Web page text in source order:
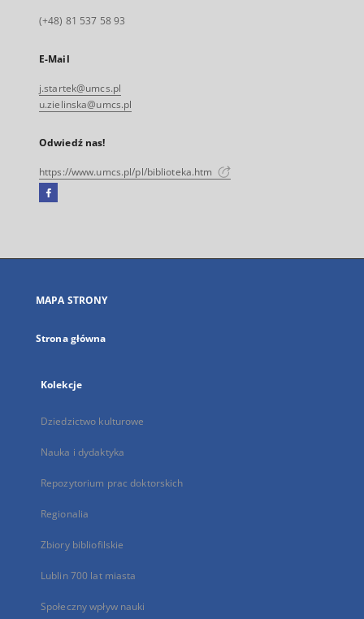
(+48) 81 537 58 93
E-Mail
j.startek@umcs.pl
u.zielinska@umcs.pl
Odwiedź nas!
https://www.umcs.pl/pl/biblioteka.htm
Facebook
się
karcie
MAPA STRONY
Strona główna
Kolekcje
Dziedzictwo kulturowe
Nauka i dydaktyka
Repozytorium prac doktorskich
Regionalia
Zbiory bibliofilskie
Lublin 700 lat miasta
Społeczny wpływ nauki